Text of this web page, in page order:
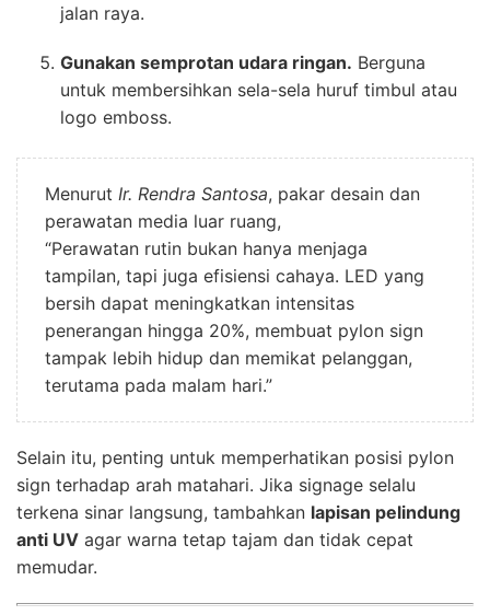
jalan raya.
Gunakan semprotan udara ringan. Berguna
untuk membersihkan sela-sela huruf timbul atau
logo emboss.
Menurut Ir. Rendra Santosa, pakar desain dan
perawatan media luar ruang,
“Perawatan rutin bukan hanya menjaga
tampilan, tapi juga efisiensi cahaya. LED yang
bersih dapat meningkatkan intensitas
penerangan hingga 20%, membuat pylon sign
tampak lebih hidup dan memikat pelanggan,
terutama pada malam hari.”
Selain itu, penting untuk memperhatikan posisi pylon
sign terhadap arah matahari. Jika signage selalu
terkena sinar langsung, tambahkan lapisan pelindung
anti UV agar warna tetap tajam dan tidak cepat
memudar.